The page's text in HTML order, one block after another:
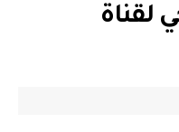
لقناة